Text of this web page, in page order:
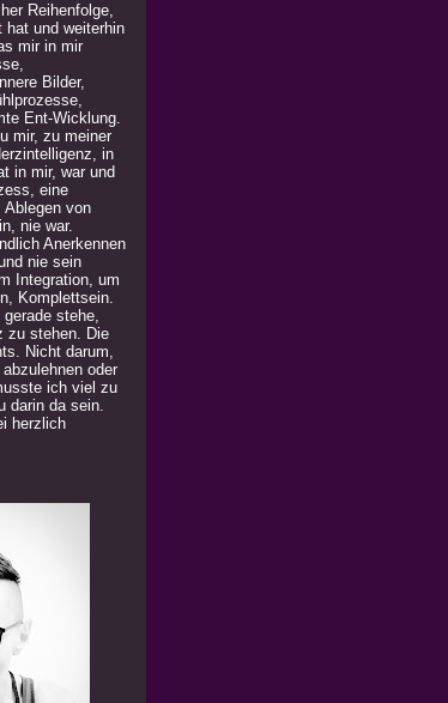
Reihenfolge,
und weiterhin
mir in mir
Bilder,
Ent-Wicklung.
mir, zu meiner
in
in mir, war und
eine
Ablegen von
nie war.
Anerkennen
nie sein
Integration, um
Komplettsein.
stehe,
zu stehen. Die
Nicht darum,
oder
ich viel zu
darin da sein.
herzlich